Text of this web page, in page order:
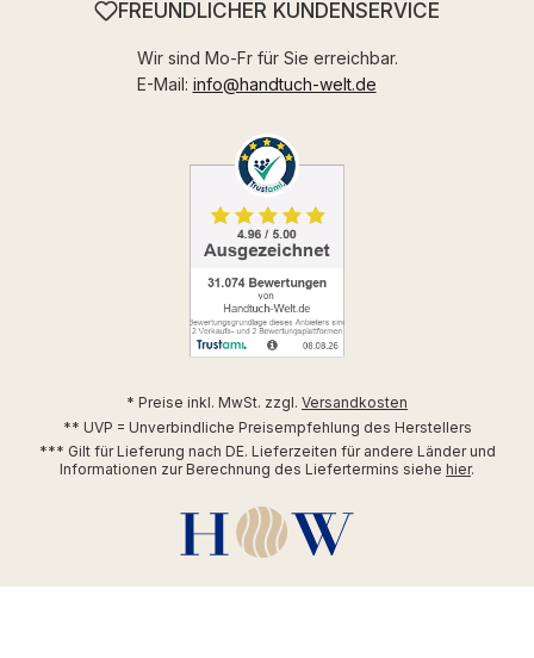
FREUNDLICHER KUNDENSERVICE
Wir sind Mo-Fr für Sie erreichbar.
E-Mail: info@handtuch-welt.de
* Preise inkl. MwSt. zzgl. Versandkosten
** UVP = Unverbindliche Preisempfehlung des Herstellers
*** Gilt für Lieferung nach DE. Lieferzeiten für andere Länder und
Informationen zur Berechnung des Liefertermins siehe hier.